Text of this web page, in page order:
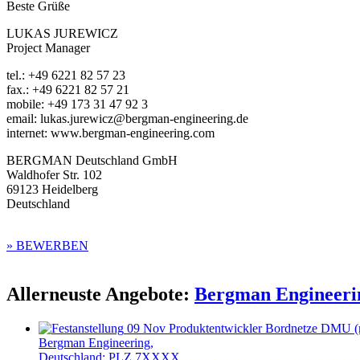
Beste Grüße
LUKAS JUREWICZ
Project Manager
tel.: +49 6221 82 57 23
fax.: +49 6221 82 57 21
mobile: +49 173 31 47 92 3
email: lukas.jurewicz@bergman-engineering.de
internet: www.bergman-engineering.com
BERGMAN Deutschland GmbH
Waldhofer Str. 102
69123 Heidelberg
Deutschland
» BEWERBEN
Allerneuste Angebote: Bergman
09 Nov Produktentwickler Bordnetze DMU
Bergman Engineering,
Deutschland: PLZ 7XXXX